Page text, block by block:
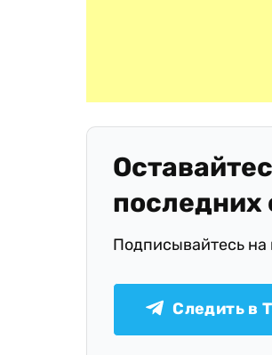
последних
Подписывайтесь на
Следить в